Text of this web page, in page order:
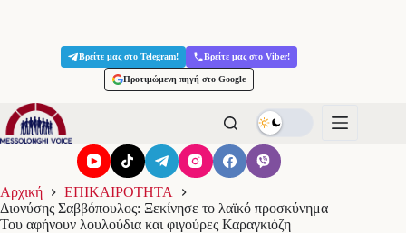
Βρείτε μας στο Telegram! Βρείτε μας στο Viber!
Προτιμώμενη πηγή στο Google
Αρχική
ΕΠΙΚΑΙΡΟΤΗΤΑ
Διονύσης Σαββόπουλος: Ξεκίνησε το λαϊκό προσκύνημα –
Του αφήνουν λουλούδια και φιγούρες Καραγκιόζη